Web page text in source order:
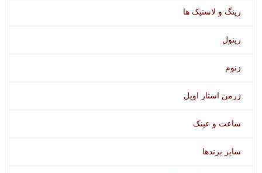
رینگ و لاستیک ها
رینول
زنوم
ژرمن استار اویل
ساعت و عینک
سایر برندها